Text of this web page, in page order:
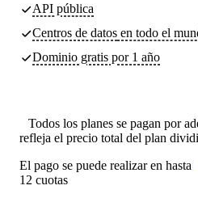
API pública
Centros de datos en todo el
Dominio gratis por 1 año
Todos los planes se pagan por
refleja el precio total del plan
El pago se puede realizar en hasta
12 cuotas